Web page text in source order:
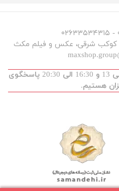
شنبه تا پنجشنبه از ساعت 9 الی 13 و 16:30 الی 20:30 پاسخگوی
هستیم.